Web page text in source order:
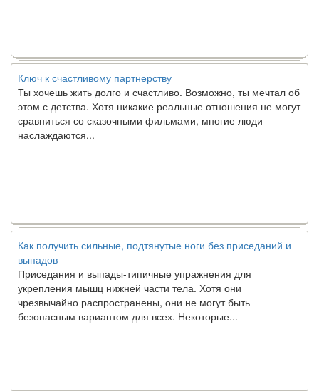
Ты хочешь жить долго и счастливо. Возможно, ты мечтал об
этом с детства. Хотя никакие реальные отношения не могут
сравниться со сказочными фильмами, многие люди
наслаждаются...
выпадов
Приседания и выпады-типичные упражнения для
укрепления мышц нижней части тела. Хотя они
чрезвычайно распространены, они не могут быть
безопасным вариантом для всех. Некоторые...